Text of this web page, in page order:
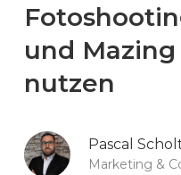
und
nutzen
Pascal
Marketing &